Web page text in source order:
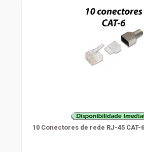
10 Conectores de rede RJ-45